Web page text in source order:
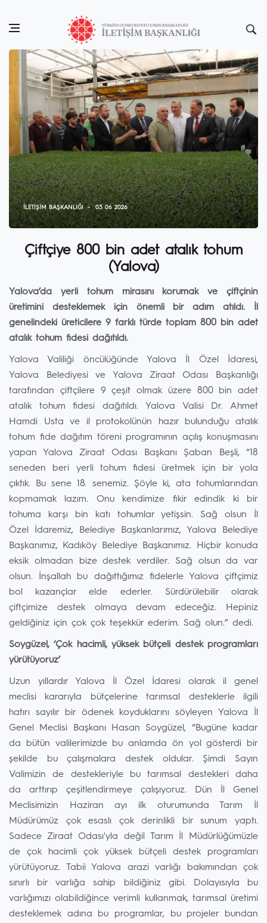
İLETIŞIM BAŞKANLIĞI 03 06 2026
Çiftçiye 800 bin adet atalık tohum
(Yalova)
Yalova’da yerli tohum mirasını korumak ve çiftçinin
üretimini desteklemek için önemli bir adım atıldı. İl
genelindeki üreticilere 9 farklı türde toplam 800 bin adet
atalık tohum fidesi dağıtıldı.
Yalova Valiliği öncülüğünde Yalova İl Özel İdaresi,
Yalova Belediyesi ve Yalova Ziraat Odası Başkanlığı
tarafından çiftçilere 9 çeşit olmak üzere 800 bin adet
atalık tohum fidesi dağıtıldı. Yalova Valisi Dr. Ahmet
Hamdi Usta ve il protokolünün hazır bulunduğu atalık
tohum fide dağıtım töreni programının açılış konuşmasını
yapan Yalova Ziraat Odası Başkanı Şaban Beşli, “18
seneden beri yerli tohum fidesi üretmek için bir yola
çıktık. Bu sene 18. senemiz. Şöyle ki, ata tohumlarından
kopmamak lazım. Onu kendimize fikir edindik ki bir
tohuma karşı bin katı tohumlar yetişsin. Sağ olsun İl
Özel İdaremiz, Belediye Başkanlarımız, Yalova Belediye
Başkanımız, Kadıköy Belediye Başkanımız. Hiçbir konuda
eksik olmadan bize destek verdiler. Sağ olsun da var
olsun. İnşallah bu dağıttığımız fidelerle Yalova çiftçimiz
bol kazançlar elde ederler. Sürdürülebilir olarak
çiftçimize destek olmaya devam edeceğiz. Hepiniz
geldiğiniz için çok çok teşekkür ederim. Sağ olun.” dedi.
Soygüzel, ‘Çok hacimli, yüksek bütçeli destek programları
yürütüyoruz’
Uzun yıllardır Yalova İl Özel İdaresi olarak il genel
meclisi kararıyla bütçelerine tarımsal desteklerle ilgili
hatırı sayılır bir ödenek koyduklarını söyleyen Yalova İl
Genel Meclisi Başkanı Hasan Soygüzel, “Bugüne kadar
da bütün valilerimizde bu anlamda ön yol gösterdi bir
şekilde bu çalışmalara destek oldular. Şimdi Sayın
Valimizin de destekleriyle bu tarımsal destekleri daha
da arttırıp çeşitlendirmeye çalışıyoruz. Dün İl Genel
Meclisimizin Haziran ayı ilk oturumunda Tarım İl
Müdürümüz çok esaslı çok derinlikli bir sunum yaptı.
Sadece Ziraat Odası'yla değil Tarım İl Müdürlüğümüzle
de çok hacimli çok yüksek bütçeli destek programları
yürütüyoruz. Tabii Yalova arazi varlığı bakımından çok
sınırlı bir varlığa sahip bildiğiniz gibi. Dolayısıyla bu
varlığımızı olabildiğince verimli kullanmak, tarımsal üretimi
desteklemek adına bu programlar, bu projeler bundan